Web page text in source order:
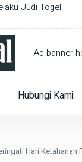
Judi Togel.
Ad banner
Hubungi Kami
Hari Ketahanan